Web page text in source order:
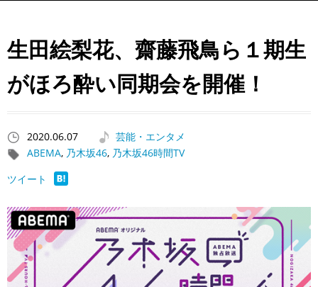
生田絵梨花、齋藤飛鳥ら１期生
がほろ酔い同期会を開催！
2020.06.07
芸能・エンタメ
ABEMA, 乃木坂46, 乃木坂46時間TV
ツイート